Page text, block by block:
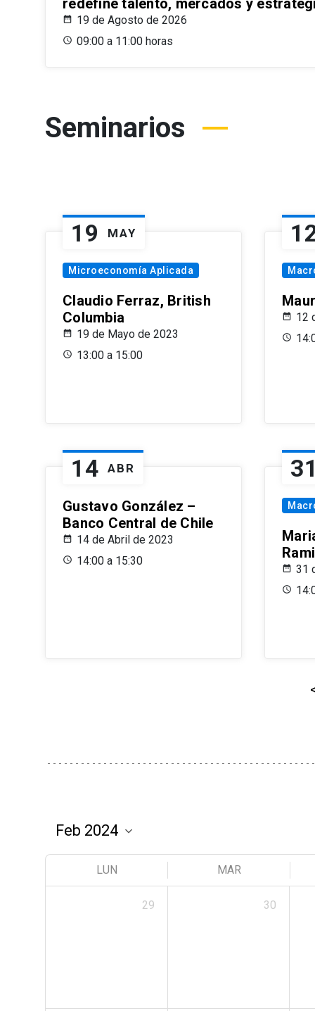
redefine talento, mercados y
19 de Agosto de 2026
09:00 a 11:00 horas
Seminarios
19 MAY
Microeconomía Aplicada
Claudio Ferraz, British
Columbia
19 de Mayo de 2023
13:00 a 15:00
12
14 ABR
Gustavo González –
Banco Central de Chile
14 de Abril de 2023
14:00 a 15:30
31
LUN MAR
29 30